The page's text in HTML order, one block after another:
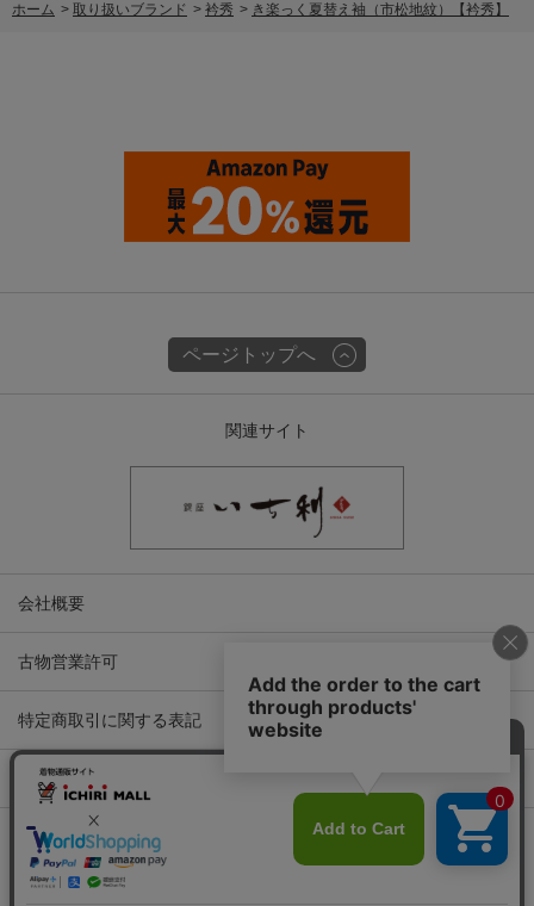
ホーム > 取り扱いブランド > 衿秀 > き楽っく夏替え袖（市松地紋）【衿秀】
ページトップへ
関連サイト
会社概要
古物営業許可
特定商取引に関する表記
プライバシーポリシー